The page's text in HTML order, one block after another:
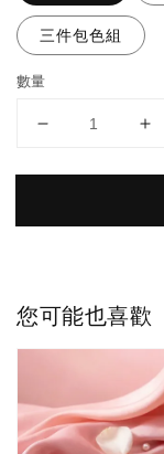
三件包色組
數量
您可能也喜歡